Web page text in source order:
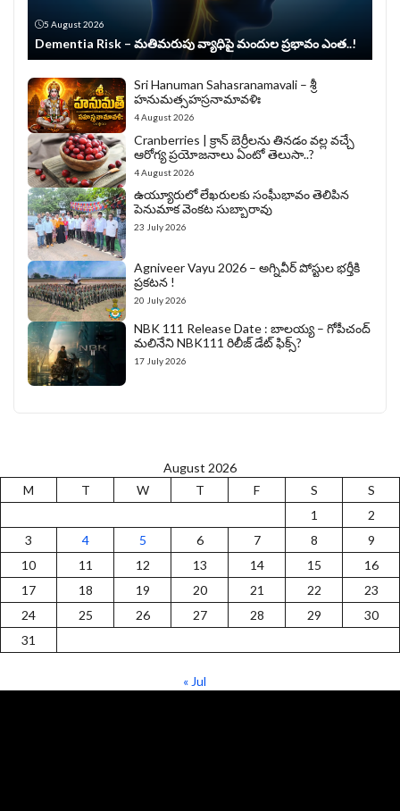
5 August 2026
Dementia Risk – మతిమరుపు వ్యాధిపై మందుల ప్రభావం ఎంత..!
Sri Hanuman Sahasranamavali – శ్రీ
హనుమత్సహస్రనామావళిః
4 August 2026
Cranberries | క్రాన్ బెర్రీల‌ను తిన‌డం వ‌ల్ల వచ్చే
ఆరోగ్య ప్రయోజనాలు ఏంటో తెలుసా..?
4 August 2026
ఉయ్యూరులో లేఖరులకు సంఘీభావం తెలిపిన
పెనుమాక వెంకట సుబ్బారావు
23 July 2026
Agniveer Vayu 2026 – అగ్నివీర్‌ పోస్టుల భర్తీకి
ప్రకటన !
20 July 2026
NBK 111 Release Date : బాలయ్య – గోపీచంద్
మలినేని NBK111 రిలీజ్ డేట్ ఫిక్స్?
17 July 2026
August 2026
M
T W T F S
S
1
2
3
4 5 6 7 8
9
10
11 12 13 14 15
16
17
18 19 20 21 22
23
24
25 26 27 28 29
30
31
« Jul